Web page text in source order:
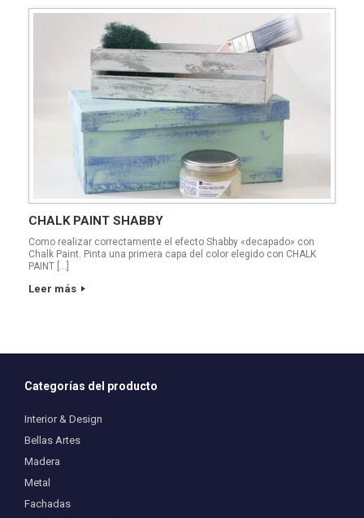
CHALK PAINT SHABBY
Como realizar correctamente el efecto Shabby «decapado» con
Chalk Paint. Pinta una primera capa del color elegido con CHALK
PAINT […]
Leer más
Categorías del producto
Interior & Design
Bellas Artes
Madera
Metal
Fachadas